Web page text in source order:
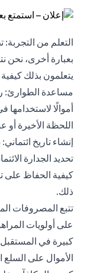
التعلم من
بعبارة أخرى، نحن
يتعلمون بذلك
مساعدة الطوارئ:
أموالًا
اللحظة الأخيرة أو
إنشاء تاريخ
تحديد الجدارة
كيفية الحفاظ على
ذلك.
تتبع المصروفات
على أولويات
كبيرة في
الأموال على